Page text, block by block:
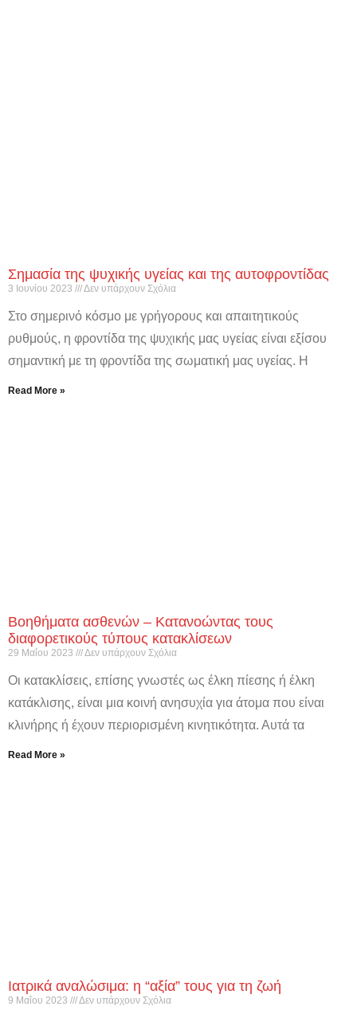
Σημασία της ψυχικής υγείας και της αυτοφροντίδας
3 Ιουνίου 2023 Δεν υπάρχουν Σχόλια
Στο σημερινό κόσμο με γρήγορους και απαιτητικούς
ρυθμούς, η φροντίδα της ψυχικής μας υγείας είναι εξίσου
σημαντική με τη φροντίδα της σωματική μας υγείας. Η
Read More »
Βοηθήματα ασθενών – Κατανοώντας τους
διαφορετικούς τύπους κατακλίσεων
29 Μαΐου 2023 Δεν υπάρχουν Σχόλια
Οι κατακλίσεις, επίσης γνωστές ως έλκη πίεσης ή έλκη
κατάκλισης, είναι μια κοινή ανησυχία για άτομα που είναι
κλινήρης ή έχουν περιορισμένη κινητικότητα. Αυτά τα
Read More »
Ιατρικά αναλώσιμα: η “αξία” τους για τη ζωή
9 Μαΐου 2023 Δεν υπάρχουν Σχόλια